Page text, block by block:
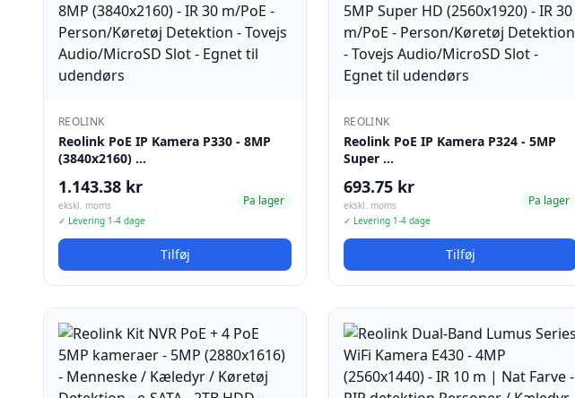
REOLINK
Reolink PoE IP Kamera P330 - 8MP
(3840x2160) …
1.143.38 kr
ekskl. moms
✓ Levering 1-4 dage
Pa lager
Tilføj
REOLINK
Reolink PoE IP Kamera P324 - 5MP
Super …
693.75 kr
ekskl. moms
✓ Levering 1-4 dage
Pa lager
Tilføj